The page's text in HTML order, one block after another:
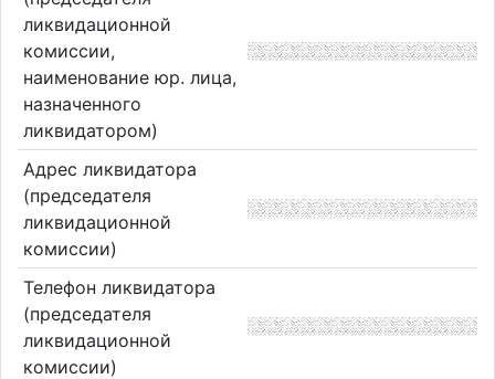
ликвидационной
комиссии,
наименование юр. лица,
назначенного
ликвидатором)
Адрес ликвидатора
(председателя
ликвидационной
комиссии)
Телефон ликвидатора
(председателя
ликвидационной
комиссии)